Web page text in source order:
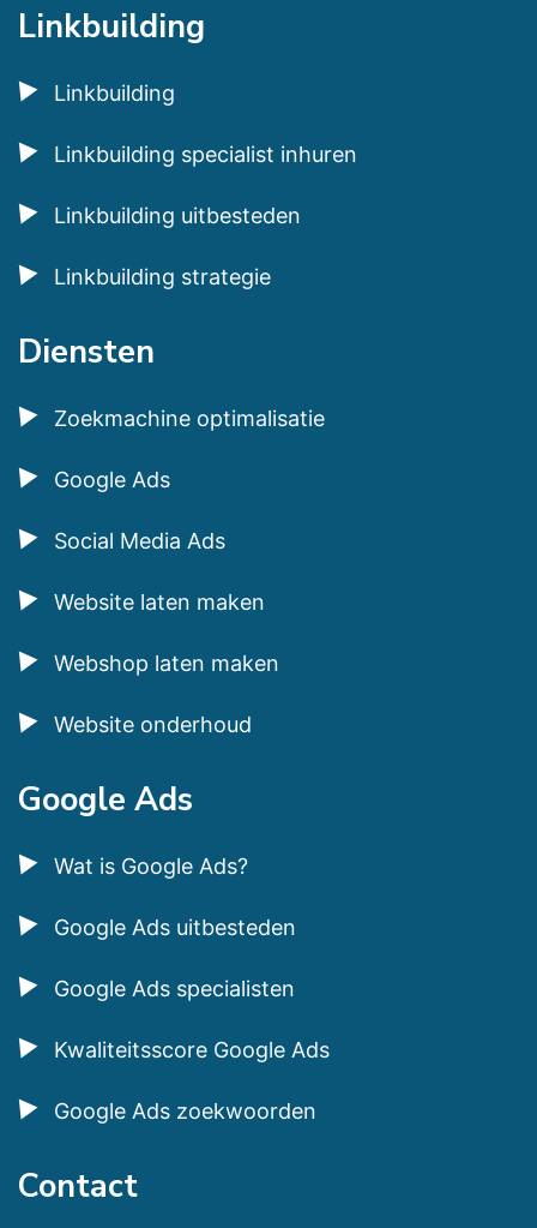
Linkbuilding
Linkbuilding
Linkbuilding specialist inhuren
Linkbuilding uitbesteden
Linkbuilding strategie
Diensten
Zoekmachine optimalisatie
Google Ads
Social Media Ads
Website laten maken
Webshop laten maken
Website onderhoud
Google Ads
Wat is Google Ads?
Google Ads uitbesteden
Google Ads specialisten
Kwaliteitsscore Google Ads
Google Ads zoekwoorden
Contact